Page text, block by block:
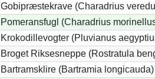
Gobipræstekrave (Charadrius
Pomeransfugl (Charadrius
Krokodillevogter (Pluvianus
Broget Riksesneppe (Rostratula
Bartramsklire (Bartramia longicauda)